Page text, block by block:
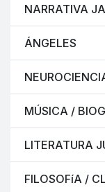
NARRATIVA
ÁNGELES
MÚSICA /
LITERATURA
FILOSOFíA /